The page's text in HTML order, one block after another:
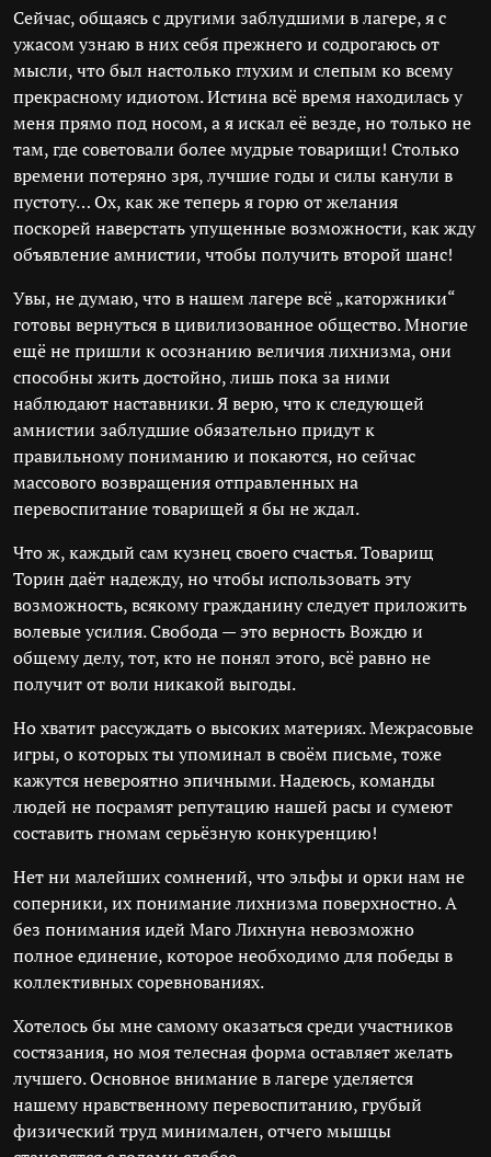
Сейчас, общаясь с другими заблудшими в лагере, я с
ужасом узнаю в них себя прежнего и содрогаюсь от
мысли, что был настолько глухим и слепым ко всему
прекрасному идиотом. Истина всё время находилась у
меня прямо под носом, а я искал её везде, но только не
там, где советовали более мудрые товарищи! Столько
времени потеряно зря, лучшие годы и силы канули в
пустоту… Ох, как же теперь я горю от желания
поскорей наверстать упущенные возможности, как жду
объявление амнистии, чтобы получить второй шанс!
Увы, не думаю, что в нашем лагере всё „каторжники“
готовы вернуться в цивилизованное общество. Многие
ещё не пришли к осознанию величия лихнизма, они
способны жить достойно, лишь пока за ними
наблюдают наставники. Я верю, что к следующей
амнистии заблудшие обязательно придут к
правильному пониманию и покаются, но сейчас
массового возвращения отправленных на
перевоспитание товарищей я бы не ждал.
Что ж, каждый сам кузнец своего счастья. Товарищ
Торин даёт надежду, но чтобы использовать эту
возможность, всякому гражданину следует приложить
волевые усилия. Свобода — это верность Вождю и
общему делу, тот, кто не понял этого, всё равно не
получит от воли никакой выгоды.
Но хватит рассуждать о высоких материях. Межрасовые
игры, о которых ты упоминал в своём письме, тоже
кажутся невероятно эпичными. Надеюсь, команды
людей не посрамят репутацию нашей расы и сумеют
составить гномам серьёзную конкуренцию!
Нет ни малейших сомнений, что эльфы и орки нам не
соперники, их понимание лихнизма поверхностно. А
без понимания идей Маго Лихнуна невозможно
полное единение, которое необходимо для победы в
коллективных соревнованиях.
Хотелось бы мне самому оказаться среди участников
состязания, но моя телесная форма оставляет желать
лучшего. Основное внимание в лагере уделяется
нашему нравственному перевоспитанию, грубый
физический труд минимален, отчего мышцы